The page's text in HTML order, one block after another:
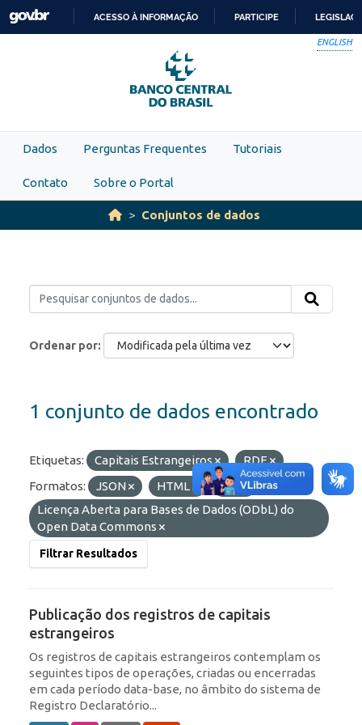
Skip to main content
PARA
O
CONTEÚDO
ACESSO À INFORMAÇÃO PARTICIPE
ENGLISH
Dados Perguntas Frequentes Tutoriais
Contato Sobre o Portal
Conjuntos de dados
Ordenar por
1 conjunto de dados encontrado
Etiquetas: Capitais Estrangeiros
RDE
Formatos:
JSON HTML API
Licenças:
Licença Aberta para Bases de Dados (ODbL) do
Open Data Commons
Filtrar Resultados
Publicação dos registros de capitais
estrangeiros
Os registros de capitais estrangeiros contemplam os
seguintes tipos de operações, criadas ou encerradas
em cada período data-base, no âmbito do sistema de
Registro Declaratório...